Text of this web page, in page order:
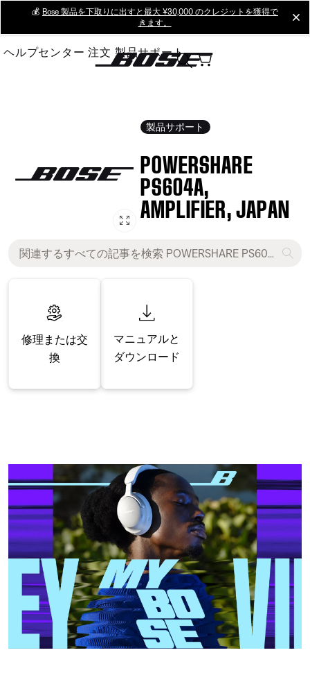
Main
💰 Bose 製品を下取りに出すと最大 ¥30,000 のクレジットを獲得で
きます。
ヘルプセンター 注文 製品サポート
製品サポート
POWERSHARE
PS604A,
AMPLIFIER, JAPAN
修理または交
換
マニュアルと
ダウンロード